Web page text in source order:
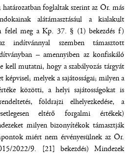
foglaltak szerint az Ör. más
alátámasztásául a kialakult
felel meg a Kp. 37. § (1) bekezdés f)
indítvánnyal szemben támasztott
– amennyiben az konfiskáló
kell mutatni, hogy a szabályozás tárgyát
képvisel; melyek a sajátosságai; milyen a
közötti, a helyi sajátosságokat is
földrajzi elhelyezkedése, a
eltérő forgalmi értékek)
milyen bizonyítékok támasztják
miért nem érvényesülnek az Ör.
2022/9. [21] bekezdés) Mindezek